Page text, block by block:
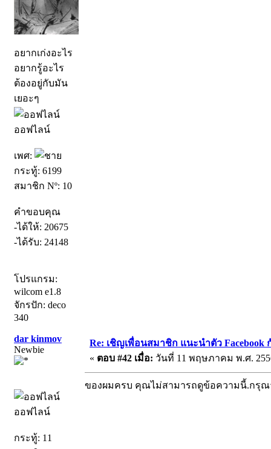
อยากเก่งอะไร
อยากรู้อะไร
ต้องอยู่กับมัน
เยอะๆ
ออฟไลน์
เพศ:
กระทู้: 6199
สมาชิก Nº: 10
คำขอบคุณ
-ได้ให้: 20675
-ได้รับ: 24148
โปรแกรม:
wilcom e1.8
จักรปัก: deco
340
dar kinmov
Newbie
ออฟไลน์
กระทู้: 11
Re: เชิญเพื่อนสมาชิก แนะนำตัว Facebook
« ตอบ #42 เมื่อ: วันที่ 11 พฤษภาคม พ.ศ.
ของผมครบ คุณไม่สามารถดูข้อความนี้.กรุ